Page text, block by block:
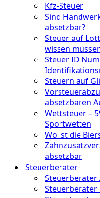
Kfz-Steuer
Sind
absetzbar?
Steuer auf
wissen
Steuer ID
Steuern auf
absetzbaren
Wettsteuer –
Sportwetten
Wo ist die
absetzbar
Steuerberater
Steuerberater
Steuerberater